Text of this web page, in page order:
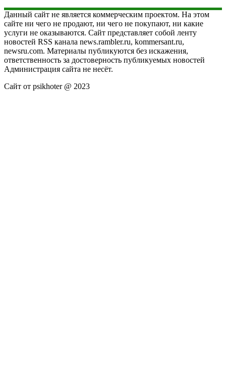
Данный сайт не является коммерческим проектом. На этом
сайте ни чего не продают, ни чего не покупают, ни какие
услуги не оказываются. Сайт представляет собой ленту
новостей RSS канала news.rambler.ru, kommersant.ru,
newsru.com. Материалы публикуются без искажения,
ответственность за достоверность публикуемых новостей
Администрация сайта не несёт.
Сайт от psikhoter @ 2023